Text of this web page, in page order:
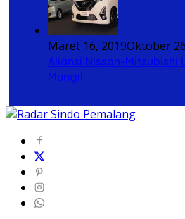
Maret 16, 2019Oktober
Aliansi Nissan-Mitsubishi
Mungil